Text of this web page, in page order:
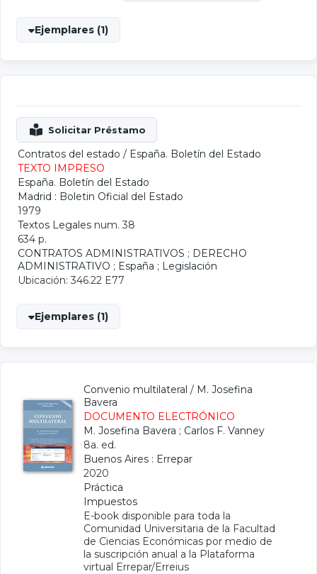
Ejemplares (1)
Contratos del estado / España. Boletín del Estado
TEXTO IMPRESO
España. Boletín del Estado
Madrid : Boletin Oficial del Estado
1979
Textos Legales num. 38
634 p.
CONTRATOS ADMINISTRATIVOS ; DERECHO
ADMINISTRATIVO ; España ; Legislación
Ubicación: 346.22 E77
Ejemplares (1)
Convenio multilateral / M. Josefina
Bavera
DOCUMENTO ELECTRÓNICO
M. Josefina Bavera ; Carlos F. Vanney
8a. ed.
Buenos Aires : Errepar
2020
Práctica
Impuestos
E-book disponible para toda la
Comunidad Universitaria de la Facultad
de Ciencias Económicas por medio de
la suscripción anual a la Plataforma
virtual Errepar/Erreius